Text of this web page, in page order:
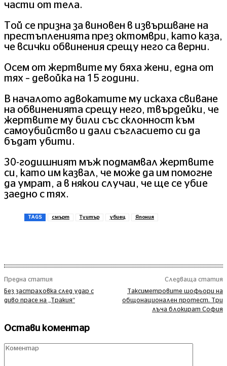
части от тела.
Той се призна за виновен в извършване на
престъпленията през октомври, като каза,
че всички обвинения срещу него са верни.
Осем от жертвите му бяха жени, една от
тях – девойка на 15 години.
В началото адвокатите му искаха свиване
на обвиненията срещу него, твърдейки, че
жертвите му били със склонност към
самоубийство и дали съгласието си да
бъдат убити.
30-годишният мъж подмамвал жертвите
си, като им казвал, че може да им помогне
да умрат, а в някои случаи, че ще се убие
заедно с тях.
TAGS смърт Туитър убиец Япония
Предна статия
Без застраховка след удар с
диво прасе на „Тракия“
Следваща статия
Таксиметровите шофьори на
общонационален протест. Три
лъча блокират София
Остави коментар